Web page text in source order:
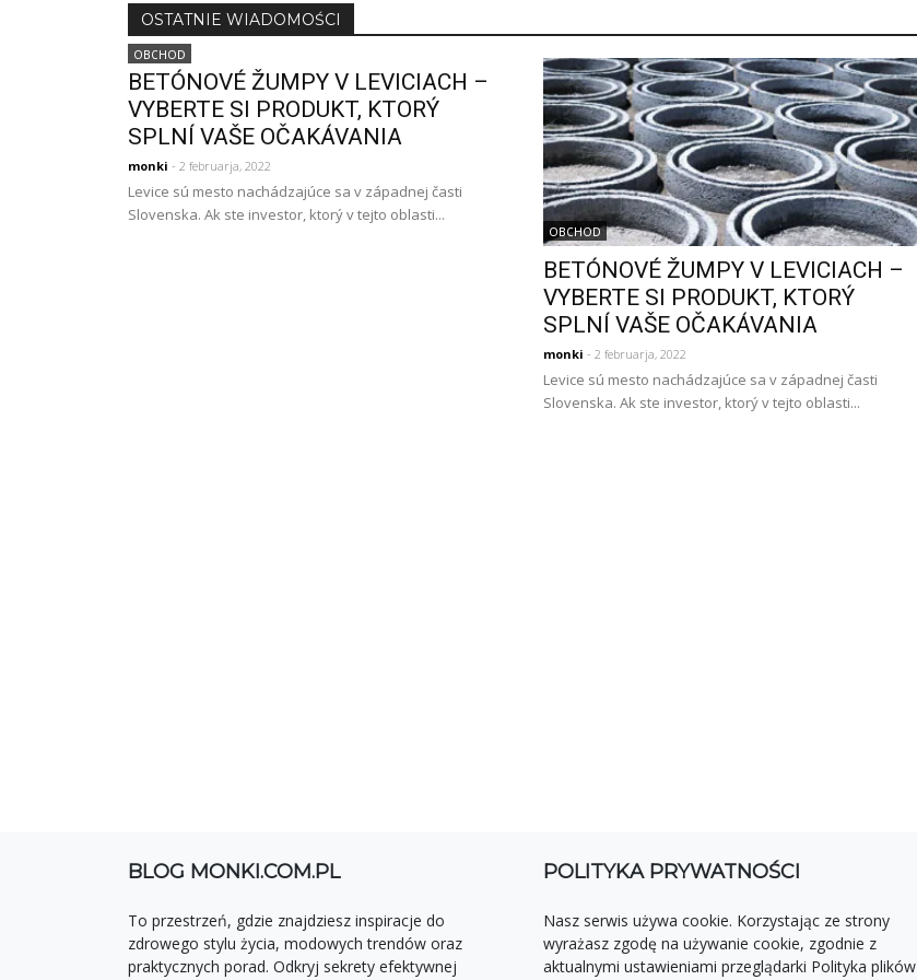
OSTATNIE WIADOMOŚCI
OBCHOD
BETÓNOVÉ ŽUMPY V LEVICIACH –
VYBERTE SI PRODUKT, KTORÝ
SPLNÍ VAŠE OČAKÁVANIA
monki - 2 februarja, 2022
Levice sú mesto nachádzajúce sa v západnej časti
Slovenska. Ak ste investor, ktorý v tejto oblasti...
OBCHOD
BETÓNOVÉ ŽUMPY V LEVICIACH –
VYBERTE SI PRODUKT, KTORÝ
SPLNÍ VAŠE OČAKÁVANIA
monki - 2 februarja, 2022
Levice sú mesto nachádzajúce sa v západnej časti
Slovenska. Ak ste investor, ktorý v tejto oblasti...
BLOG MONKI.COM.PL
To przestrzeń, gdzie znajdziesz inspiracje do
zdrowego stylu życia, modowych trendów oraz
praktycznych porad. Odkryj sekrety efektywnej
POLITYKA PRYWATNOŚCI
Nasz serwis używa cookie. Korzystając ze strony
wyrażasz zgodę na używanie cookie, zgodnie z
aktualnymi ustawieniami przeglądarki Polityka plików